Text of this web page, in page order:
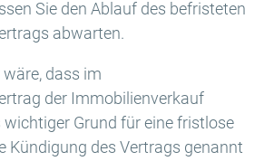
Sie den Ablauf des befristeten
abwarten.
dass im
der Immobilienverkauf
Grund für eine fristlose
Kündigung des Vertrags genannt